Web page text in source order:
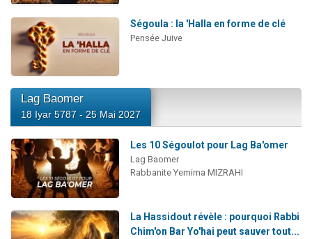
Ségoula : la 'Halla en forme de clé
Pensée Juive
Lag Baomer
18 Iyar 5787 - 25 Mai 2027
Les 10 Ségoulot pour Lag Ba'omer
Lag Baomer
Rabbanite Yemima MIZRAHI
La Hassidout révèle : pourquoi Rabbi
Chim'on Bar Yo'hai peut sauver tout...